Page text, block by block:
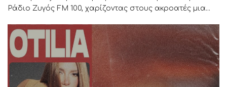
Ράδιο Ζυγός FM 100, χαρίζοντας στους ακροατές μια...